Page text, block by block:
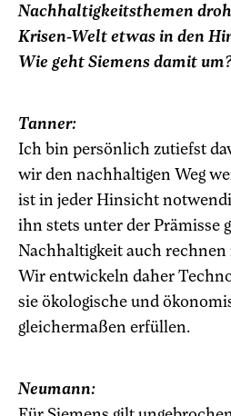
Nachhaltigkeitsthemen
Krisen-Welt etwas in den
Wie geht Siemens damit
Tanner:
Ich bin persönlich zutiefst
wir den nachhaltigen Weg
ist in jeder Hinsicht
ihn stets unter der Prämisse
Nachhaltigkeit auch rechnen
Wir entwickeln daher
sie ökologische und
gleichermaßen erfüllen.
Neumann: